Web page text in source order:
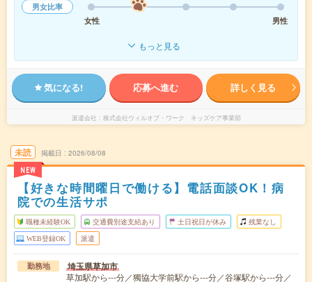
男女比率
女性
男性
もっと見る
気になる! 応募へ進む 詳しく見る
派遣会社 株式会社ウィルオブ・ワーク キッズケア事業部
未読
NEW
掲載日 2026/08/08
【好きな時間曜日で働ける】電話面談OK！病
院での生活サポ
職種未経験OK 交通費別途支給あり 土日祝日が休み 残業なし
WEB登録OK 派遣
勤務地 埼玉県草加市
草加駅から---分／獨協大学前駅から---分／谷塚駅から---分／